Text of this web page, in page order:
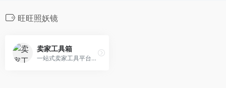
旺旺照妖镜
卖家工具箱
一站式卖家工具平台！免费提供淘宝买家信誉查询、旺旺照妖镜、关键词排名查询、淘宝卡首屏、旺旺强行打标等各项卖家服务，是淘宝、天猫、京东、拼多多等店铺运营必备工具箱。